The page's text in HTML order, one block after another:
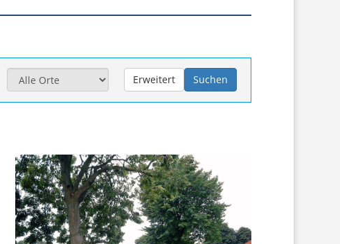
Erweitert Suchen